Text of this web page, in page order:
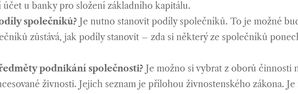
účet u banky pro složení základního kapitálu.
společníků? Je nutno stanovit podíly společníků. To je možné
zůstává, jak podíly stanovit – zda si některý ze společníků
podnikání společnosti? Je možno si vybrat z oborů činnosti
živnosti. Jejich seznam je přílohou živnostenského zákona.